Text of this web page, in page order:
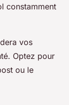
constamment
vos
Optez pour
ou le